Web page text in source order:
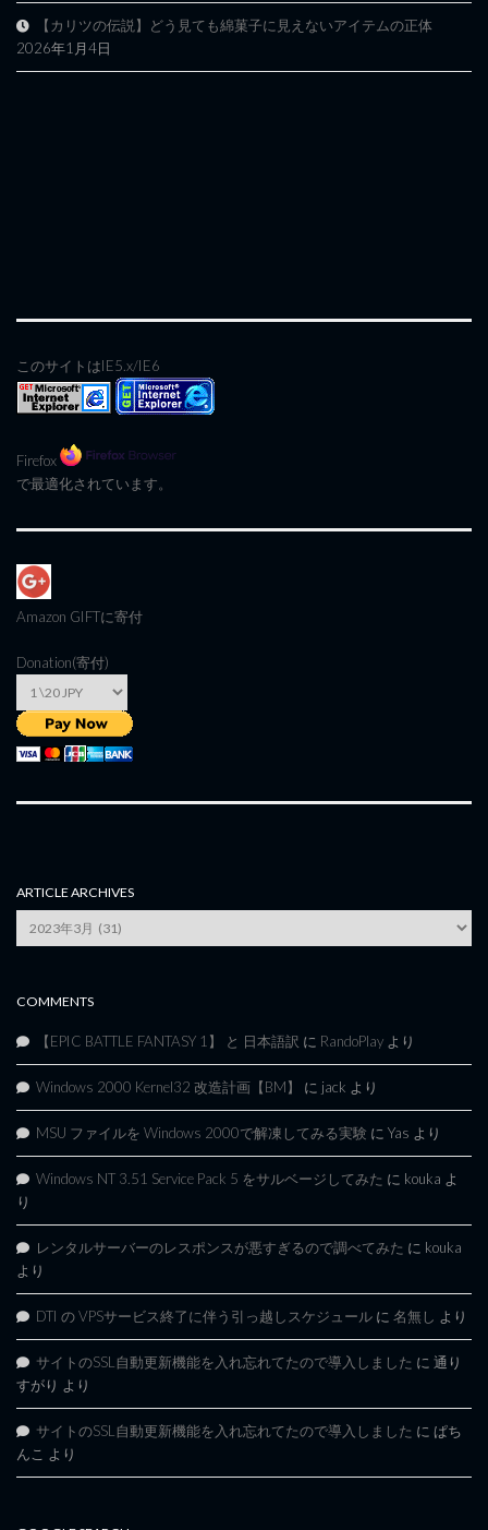
【カリツの伝説】どう見ても綿菓子に見えないアイテムの正体
2026年1月4日
このサイトはIE5.x/IE6
Firefox
で最適化されています。
Amazon GIFTに寄付
Donation(寄付)
ARTICLE ARCHIVES
Archives
COMMENTS
【EPIC BATTLE FANTASY 1】 と 日本語訳 に RandoPlay より
Windows 2000 Kernel32 改造計画【BM】 に jack より
MSU ファイルを Windows 2000で解凍してみる実験 に Yas より
Windows NT 3.51 Service Pack 5 をサルベージしてみた に kouka よ
り
レンタルサーバーのレスポンスが悪すぎるので調べてみた に kouka
より
DTI の VPSサービス終了に伴う引っ越しスケジュール に 名無し より
サイトのSSL自動更新機能を入れ忘れてたので導入しました に 通り
すがり より
サイトのSSL自動更新機能を入れ忘れてたので導入しました に ぱち
んこ より